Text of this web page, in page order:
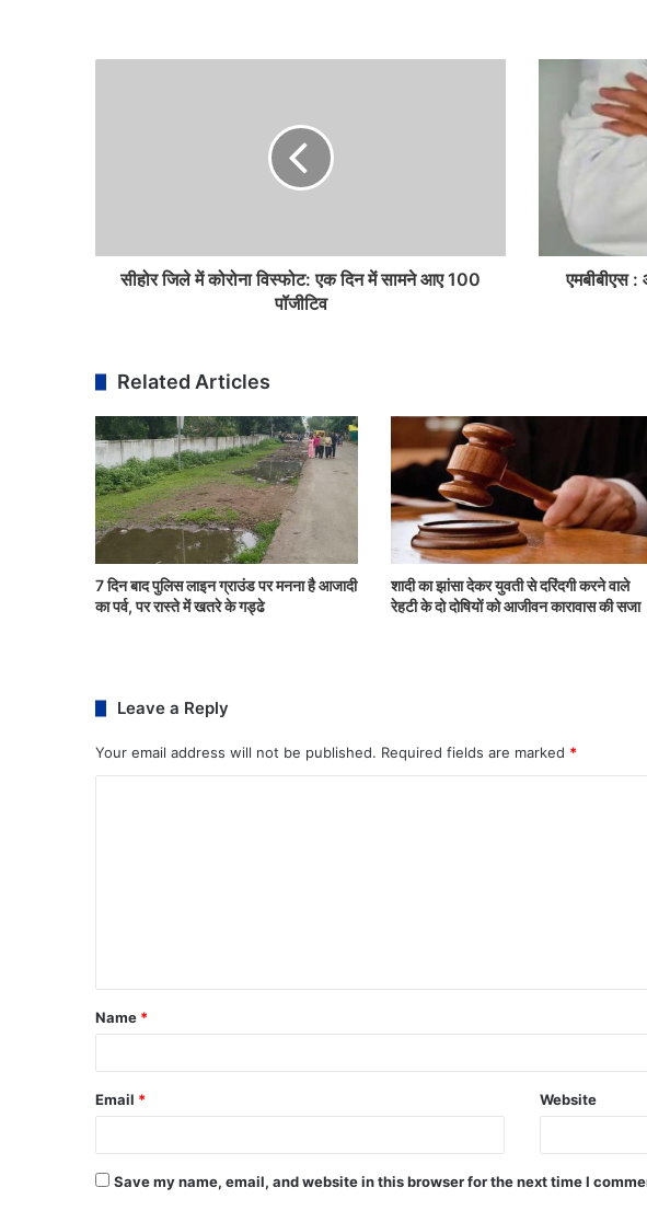
सीहोर जिले में कोरोना विस्फोट: एक दिन में सामने आए 100
पॉजीटिव
एमबीबीएस
Related Articles
7 दिन बाद पुलिस लाइन ग्राउंड पर मनना है आजादी
का पर्व, पर रास्ते में खतरे के गड्ढे
शादी का झांसा देकर युवती से दरिंदगी करने वाले
रेहटी के दो दोषियों को आजीवन कारावास की सजा
Leave a Reply
Your email address will not be published. Required fields are marked *
Name *
Email * Website
Save my name, email, and website in this browser for the next time I